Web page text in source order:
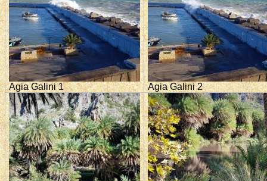
Agia Galini 1 Agia Galini 2